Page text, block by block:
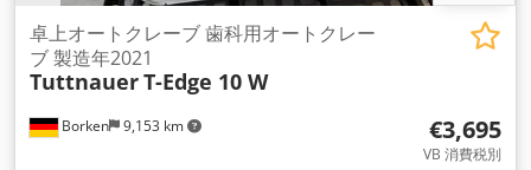
Borken 9,153 km
卓上オートクレーブ 歯科用オートクレー
ブ 製造年2021
TuttnauerT-Edge 10 W
€3,695
VB 消費税別